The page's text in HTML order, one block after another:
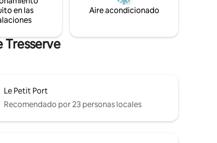
en las
Aire acondicionado
Tresserve
Le Petit Port
Recomendado por 23 personas locales